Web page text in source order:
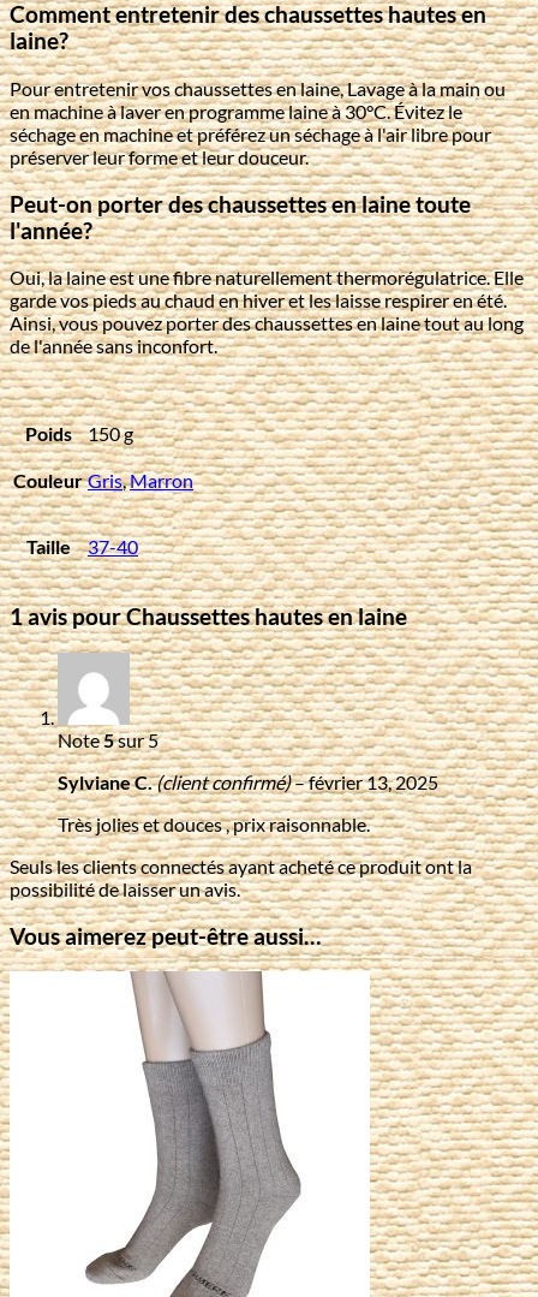
Comment entretenir des chaussettes hautes en
laine?
Pour entretenir vos chaussettes en laine, Lavage à la main ou
en machine à laver en programme laine à 30°C. Évitez le
séchage en machine et préférez un séchage à l'air libre pour
préserver leur forme et leur douceur.
Peut-on porter des chaussettes en laine toute
l'année?
Oui, la laine est une fibre naturellement thermorégulatrice. Elle
garde vos pieds au chaud en hiver et les laisse respirer en été.
Ainsi, vous pouvez porter des chaussettes en laine tout au long
de l'année sans inconfort.
Poids 150 g
Couleur Gris,Marron
Taille 37-40
1 avis pourChaussettes hautes en laine
Note5sur 5
Sylviane C.(client confirmé)–février 13, 2025
Très jolies et douces , prix raisonnable.
Seuls les clients connectés ayant acheté ce produit ont la
possibilité de laisser un avis.
Vous aimerez peut-être aussi…